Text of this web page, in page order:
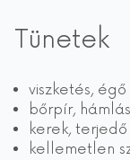
Tünetek
viszketés, égő
bőrpír,
kerek,
kellemetlen